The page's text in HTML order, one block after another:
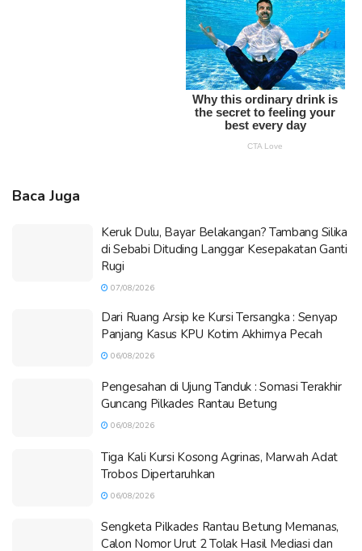
Baca Juga
Keruk Dulu, Bayar Belakangan? Tambang Silika
di Sebabi Dituding Langgar Kesepakatan Ganti
Rugi
07/08/2026
Dari Ruang Arsip ke Kursi Tersangka : Senyap
Panjang Kasus KPU Kotim Akhirnya Pecah
06/08/2026
Pengesahan di Ujung Tanduk : Somasi Terakhir
Guncang Pilkades Rantau Betung
06/08/2026
Tiga Kali Kursi Kosong Agrinas, Marwah Adat
Trobos Dipertaruhkan
06/08/2026
Sengketa Pilkades Rantau Betung Memanas,
Calon Nomor Urut 2 Tolak Hasil Mediasi dan